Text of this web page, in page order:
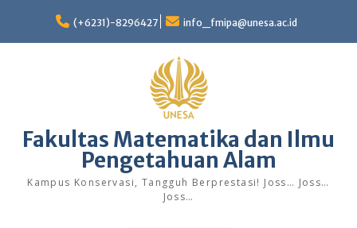
content
(+6231)-8296427 info_fmipa@unesa.ac.id
Fakultas Matematika dan Ilmu
Pengetahuan Alam
Kampus Konservasi, Tangguh Berprestasi! Joss… Joss…
Joss…